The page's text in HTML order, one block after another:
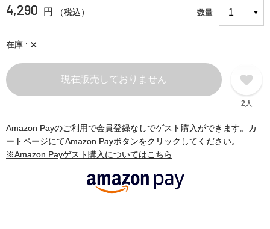
4,290 円 （税込） 数量
在庫 ×
現在販売しておりません
2人
Amazon Payのご利用で会員登録なしでゲスト購入ができます。カ
ートページにてAmazon Payボタンをクリックしてください。
※Amazon Payゲスト購入についてはこちら